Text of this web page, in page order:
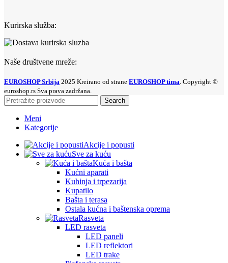
Kurirska služba:
Naše društvene mreže:
EUROSHOP Srbija 2025 Kreirano od strane EUROSHOP tima. Copyright ©
euroshop.rs Sva prava zadržana.
Search
Meni
Kategorije
Akcije i popusti
Sve za kuću
Kuća i bašta
Kućni aparati
Kuhinja i trpezarija
Kupatilo
Bašta i terasa
Ostala kućna i baštenska oprema
Rasveta
LED rasveta
LED paneli
LED reflektori
LED trake